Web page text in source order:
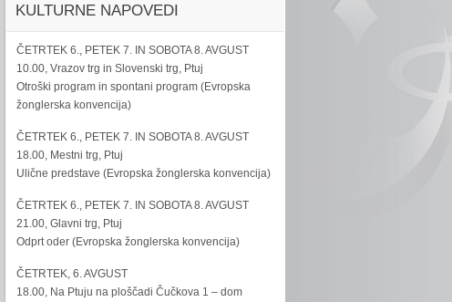
KULTURNE NAPOVEDI
ČETRTEK 6., PETEK 7. IN SOBOTA 8. AVGUST
10.00, Vrazov trg in Slovenski trg, Ptuj
Otroški program in spontani program (Evropska
žonglerska konvencija)
ČETRTEK 6., PETEK 7. IN SOBOTA 8. AVGUST
18.00, Mestni trg, Ptuj
Ulične predstave (Evropska žonglerska konvencija)
ČETRTEK 6., PETEK 7. IN SOBOTA 8. AVGUST
21.00, Glavni trg, Ptuj
Odprt oder (Evropska žonglerska konvencija)
ČETRTEK, 6. AVGUST
18.00, Na Ptuju na ploščadi Čučkova 1 – dom